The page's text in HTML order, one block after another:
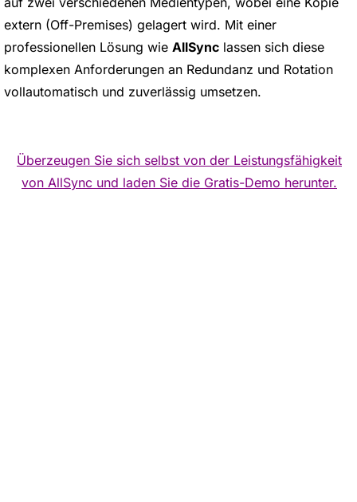
extern (Off-Premises) gelagert wird. Mit einer
professionellen Lösung wie AllSync lassen sich diese
komplexen Anforderungen an Redundanz und Rotation
vollautomatisch und zuverlässig umsetzen.
Überzeugen Sie sich selbst von der Leistungsfähigkeit
von AllSync und laden Sie die Gratis-Demo herunter.